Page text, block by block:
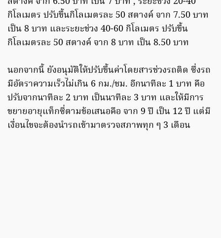
กิโลเมตร ปรับขึ้นกิโลเมตรละ 50 สตางค์ จาก 7.50 บาท
เป็น 8 บาท และระยะช่วง 40-60 กิโลเมตร ปรับขึ้น
กิโลเมตรละ 50 สตางค์ จาก 8 บาท เป็น 8.50 บาท
นอกจากนี้ ยังอนุมัติให้ปรับขึ้นค่าโดยสารช่วงรถติด ซึ่งรถ
มีอัตราความเร็วไม่เกิน 6 กม./ชม. อีกนาทีละ 1 บาท คือ
ปรับจากนาทีละ 2 บาท เป็นนาทีละ 3 บาท และให้มีการ
ขยายอายุแท็กซี่ตามข้อเสนอคือ จาก 9 ปี เป็น 12 ปี แต่มี
เงื่อนไขจะต้องนำรถเข้ามาตรวจสภาพทุก ๆ 3 เดือน